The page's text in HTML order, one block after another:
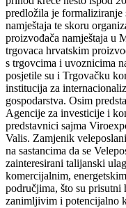
predložila je formaliziranje
namještaja te skoru
proizvođača namještaja u
trgovaca hrvatskim
s trgovcima i uvoznicima
posjetile su i Trgovačku
institucija za
gospodarstva. Osim
Agencije za investicije i
predstavnici sajma
Valis. Zamjenik
na sastancima da se
zainteresirani talijanski
komercijalnim,
područjima, što su
zanimljivim i potencijalno